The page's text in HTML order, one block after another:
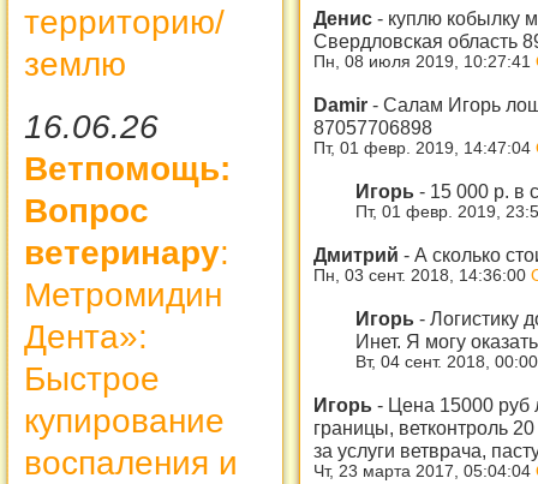
территорию/
землю
16.06.26
Ветпомощь:
Вопрос
ветеринару:
Метромидин
Дента»:
Быстрое
купирование
воспаления и
Денис - куплю кобылку
Свердловская область
Пн, 08 июля 2019, 10:27:41
Damir - Салам Игорь
87057706898
Пт, 01 февр. 2019, 14:47:04
Игорь - 15 000 р. в
Пт, 01 февр. 2019,
Дмитрий - А сколько
Пн, 03 сент. 2018, 14:36:00
Игорь - Логистику
Инет. Я могу
Вт, 04 сент. 2018,
Игорь - Цена 15000 руб
границы, ветконтроль
за услуги ветврача,
Чт, 23 марта 2017, 05:04:04